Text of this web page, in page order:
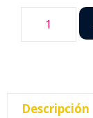
Descripción